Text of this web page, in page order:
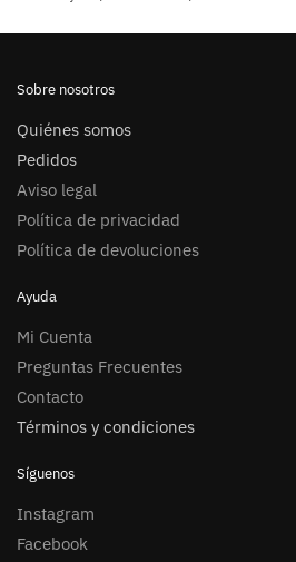
Sobre nosotros
Quiénes somos
Pedidos
Aviso legal
Política de privacidad
Política de devoluciones
Ayuda
Mi Cuenta
Preguntas Frecuentes
Contacto
Términos y condiciones
Síguenos
Instagram
Facebook